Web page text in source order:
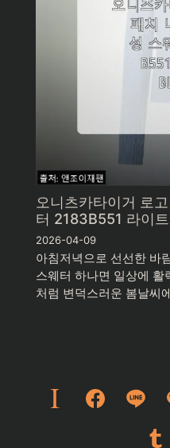
오니츠카타이거 로
터 2183B551 라이
2026-04-09
아침저녁으로 선선한 바
스웨터 하나면 일상에
처럼 변덕스러운 봄날씨